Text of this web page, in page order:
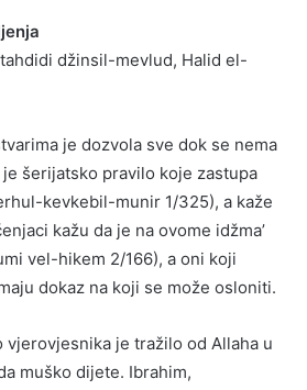
tahdidi džinsil-mevlud, Halid el-
je dozvola sve dok se nema
šerijatsko pravilo koje zastupa
kevkebil-munir 1/325), a kaže
kažu da je na ovome idžma’
vel-hikem 2/166), a oni koji
dokaz na koji se može osloniti.
vjerovjesnika je tražilo od Allaha u
muško dijete. Ibrahim,